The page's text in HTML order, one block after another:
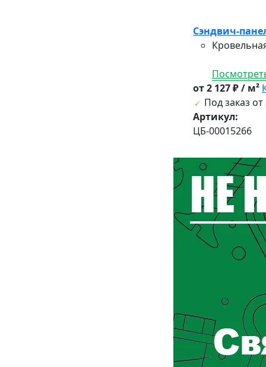
Сэндвич-
от 2 127 ₽ / м²
Под заказ от
Артикул:
ЦБ-00015266